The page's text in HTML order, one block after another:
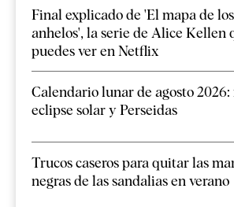
Final explicado de 'El mapa de los
anhelos', la serie de Alice Kellen
puedes ver en Netflix
Calendario lunar de agosto 2026:
eclipse solar y Perseidas
Trucos caseros para quitar las
negras de las sandalias en verano